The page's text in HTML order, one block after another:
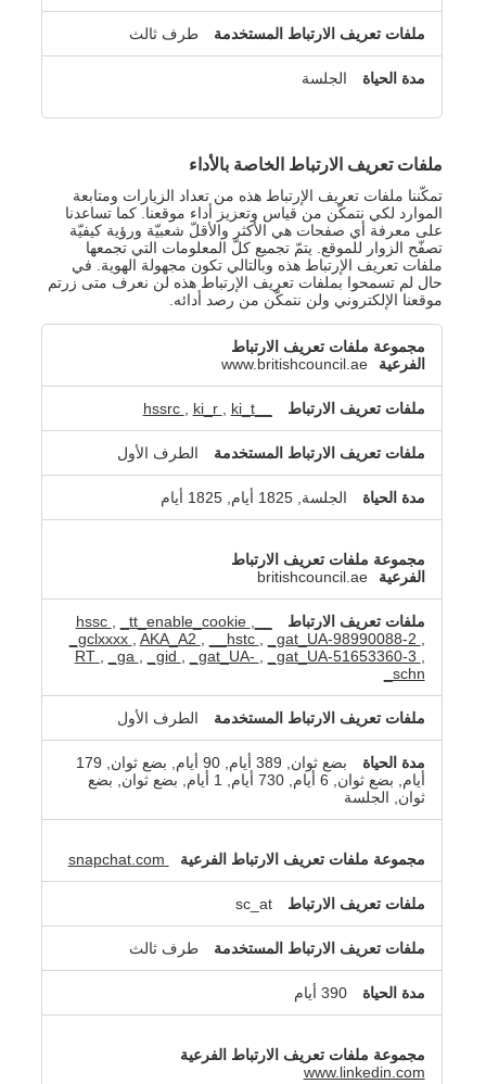
طرف ثالث
الجلسة
ملفات تعريف الارتباط الخاصة بالأداء
تمكّننا ملفات تعريف الإرتباط هذه من تعداد الزيارات ومتابعة
الموارد لكي نتمكّن من قياس وتعزيز أداء موقعنا. كما تساعدنا
على معرفة أي صفحات هي الأكثر والأقلّ شعبيّة ورؤية كيفيّة
تصفّح الزوار للموقع. يتمّ تجميع كلّ المعلومات التي تجمعها
ملفات تعريف الإرتباط هذه وبالتالي تكون مجهولة الهوية. في
حال لم تسمحوا بملفات تعريف الإرتباط هذه لن نعرف متى زرتم
موقعنا الإلكتروني ولن نتمكّن من رصد أدائه.
تعريف
الارتباط
بالأداء
www.britishcouncil.ae
__hssrc
ki_r ki_t
الطرف الأول
الجلسة, 1825 أيام, 1825 أيام
britishcouncil.ae
_tt_enable_cookie
_gclxxxx
AKA_A2 __hstc _gat_UA-98990088-2
RT
_ga _gid _gat_UA- _gat_UA-51653360-3
_schn
الطرف الأول
بضع ثوان, 389 أيام, 90 أيام, بضع ثوان, 179
أيام, بضع ثوان, 6 أيام, 730 أيام, 1 أيام, بضع ثوان, بضع
ثوان, الجلسة
sc_at
طرف ثالث
390 أيام
www.linkedin.com